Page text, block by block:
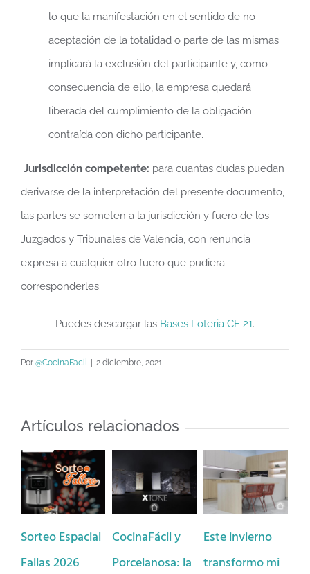
lo que la manifestación en el sentido de no
aceptación de la totalidad o parte de las mismas
implicará la exclusión del participante y, como
consecuencia de ello, la empresa quedará
liberada del cumplimiento de la obligación
contraída con dicho participante.
Jurisdicción competente: para cuantas dudas puedan
derivarse de la interpretación del presente documento,
las partes se someten a la jurisdicción y fuero de los
Juzgados y Tribunales de Valencia, con renuncia
expresa a cualquier otro fuero que pudiera
corresponderles.
Puedes descargar las Bases Loteria CF 21.
Por @CocinaFacil | 2 diciembre, 2021
Artículos relacionados
CocinaFácil y
Porcelanosa: la
Este invierno
transformo mi
Rebajas de
COCINAFÁCIL